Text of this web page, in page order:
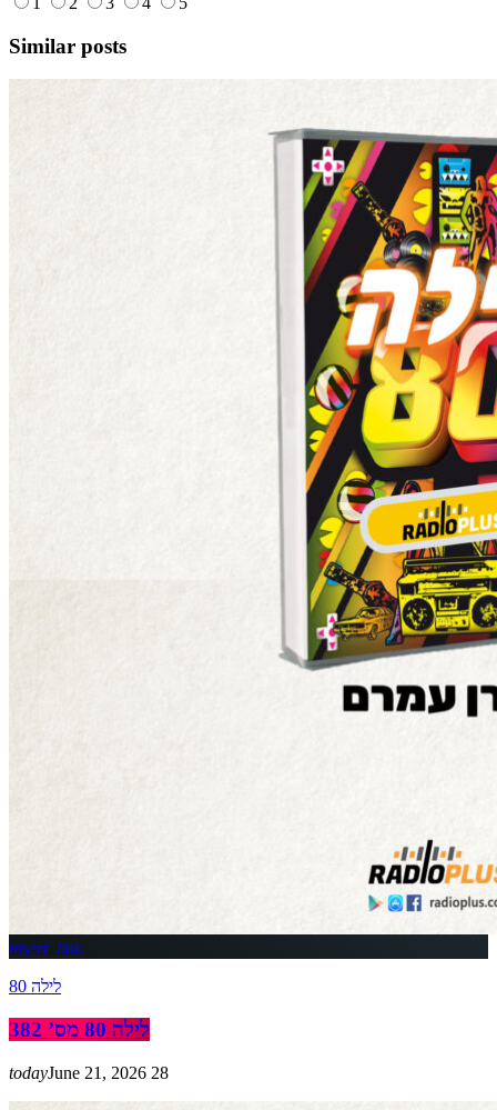
Similar posts
insert_link
לילה 80
לילה 80 מס’ 382
todayJune 21, 2026 28